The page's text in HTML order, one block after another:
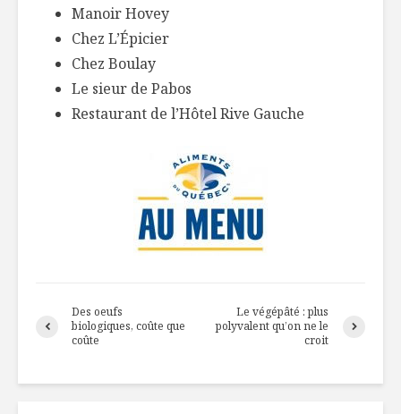
Manoir Hovey
Chez L’Épicier
Chez Boulay
Le sieur de Pabos
Restaurant de l’Hôtel Rive Gauche
Des oeufs
biologiques, coûte que
coûte
Le végépâté : plus
polyvalent qu’on ne le
croit